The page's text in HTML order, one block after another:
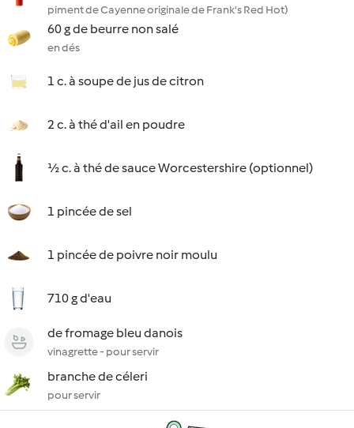
piment de Cayenne originale de Frank's Red Hot)
60 g de beurre non salé
en dés
1 c. à soupe de jus de citron
2 c. à thé d'ail en poudre
½ c. à thé de sauce Worcestershire (optionnel)
1 pincée de sel
1 pincée de poivre noir moulu
710 g d'eau
de fromage bleu danois
vinagrette - pour servir
branche de céleri
pour servir